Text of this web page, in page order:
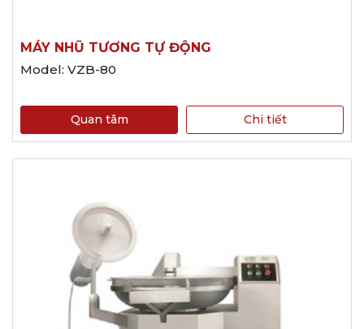
MÁY NHŨ TƯƠNG TỰ ĐỘNG
Model: VZB-80
Quan tâm Chi tiết